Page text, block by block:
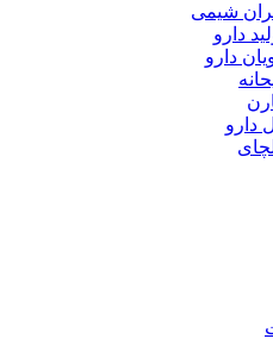
شیمی
دارو
دارو
دارو